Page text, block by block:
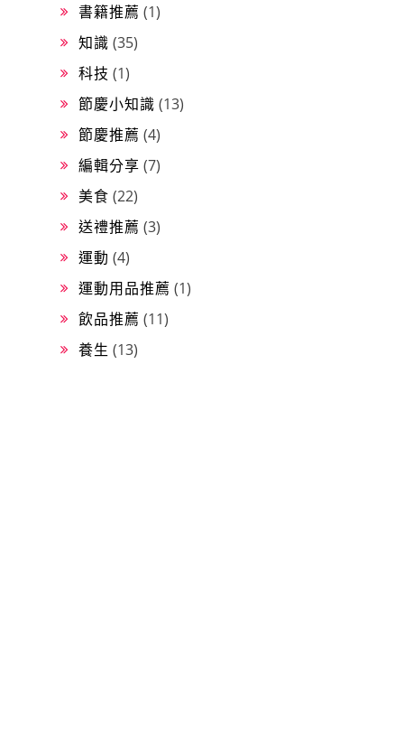
書籍推薦 (1)
知識 (35)
科技 (1)
節慶小知識 (13)
節慶推薦 (4)
編輯分享 (7)
美食 (22)
送禮推薦 (3)
運動 (4)
運動用品推薦 (1)
飲品推薦 (11)
養生 (13)